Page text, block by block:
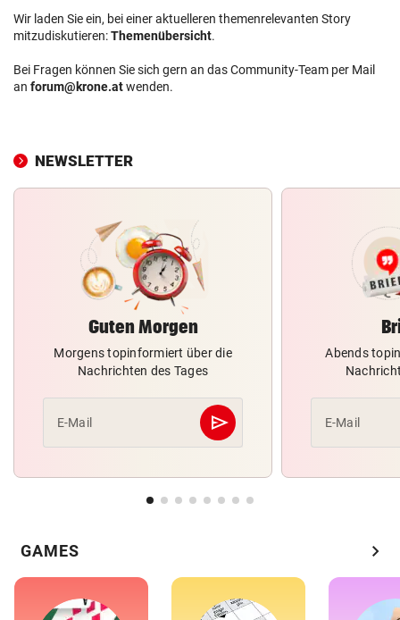
Wir laden Sie ein, bei einer aktuelleren themenrelevanten Story
mitzudiskutieren:Themenübersicht.
Bei Fragen können Sie sich gern an das Community-Team per Mail
an forum@krone.atwenden.
NEWSLETTER
Guten Morgen
Morgens topinformiert über die
Nachrichten des Tages
E-Mail send
Abschicken
Abends
E-Mail
GAMES chevron_right